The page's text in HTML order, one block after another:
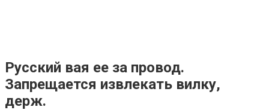
Русский вая ее за провод.
Запрещается извлекать вилку,
держ.